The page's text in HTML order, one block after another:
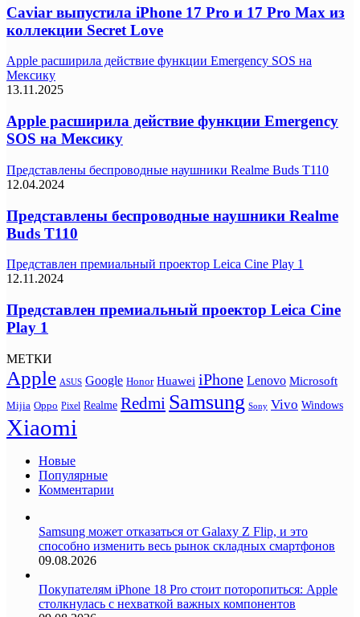
Caviar выпустила iPhone 17 Pro и 17 Pro Max из
коллекции Secret Love
Apple расширила действие функции Emergency SOS на
Мексику
13.11.2025
Apple расширила действие функции Emergency
SOS на Мексику
Представлены беспроводные наушники Realme Buds T110
12.04.2024
Представлены беспроводные наушники Realme
Buds T110
Представлен премиальный проектор Leica Cine Play 1
12.11.2024
Представлен премиальный проектор Leica Cine
Play 1
МЕТКИ
Apple ASUS Google Honor Huawei iPhone Lenovo Microsoft
Mijia Oppo Pixel Realme Redmi Samsung Sony Vivo Windows
Xiaomi
Новые
Популярные
Комментарии
Samsung может отказаться от Galaxy Z Flip, и это
способно изменить весь рынок складных смартфонов
09.08.2026
Покупателям iPhone 18 Pro стоит поторопиться: Apple
столкнулась с нехваткой важных компонентов